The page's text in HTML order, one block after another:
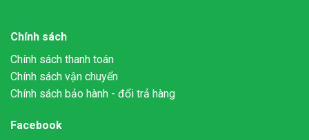
Chính sách
Chính sách thanh toán
Chính sách vận chuyển
Chính sách bảo hành - đổi trả hàng
Facebook